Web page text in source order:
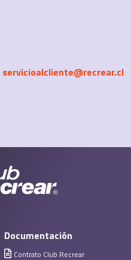
servicioalcliente@recrear.cl
Documentación
Contrato Club Recrear